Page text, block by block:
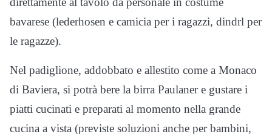
bavarese (lederhosen e camicia per i ragazzi, dindrl per
le ragazze).
Nel padiglione, addobbato e allestito come a Monaco
di Baviera, si potrà bere la birra Paulaner e gustare i
piatti cucinati e preparati al momento nella grande
cucina a vista (previste soluzioni anche per bambini,